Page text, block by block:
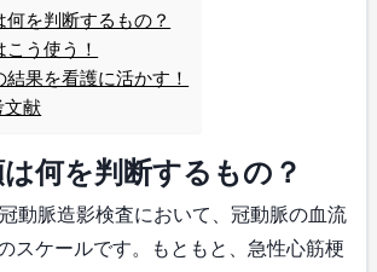
を判断するもの？
う使う！
果を看護に活かす！
文献
何を判断するもの？
動脈造影検査において、冠動脈の血流
スケールです。もともと、急性心筋梗